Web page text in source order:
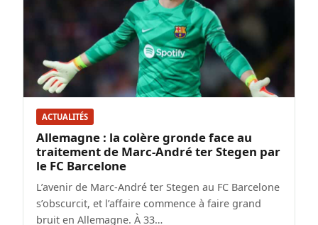
ACTUALITÉS
Allemagne : la colère gronde face au
traitement de Marc-André ter Stegen par
le FC Barcelone
L’avenir de Marc-André ter Stegen au FC Barcelone
s’obscurcit, et l’affaire commence à faire grand
bruit en Allemagne. À 33…